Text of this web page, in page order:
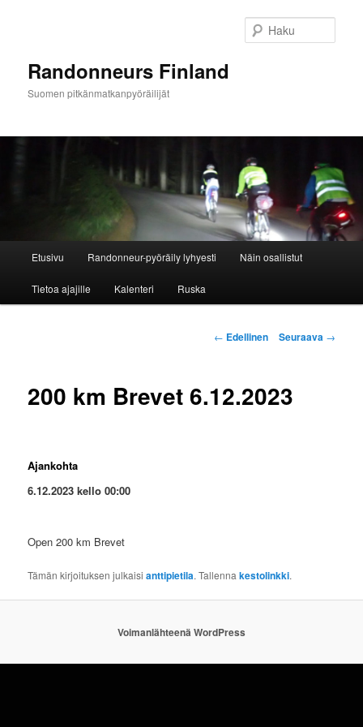
Randonneurs Finland
Suomen pitkänmatkanpyöräilijät
Etusivu Randonneur-pyöräily lyhyesti Näin osallistut
Tietoa ajajille Kalenteri Ruska
Artikkelien
← Edellinen Seuraava →
200 km Brevet 6.12.2023
Ajankohta
6.12.2023 kello 00:00
Open 200 km Brevet
Tämän kirjoituksen julkaisianttipietila. Tallennakestolinkki.
Voimanlähteenä WordPress